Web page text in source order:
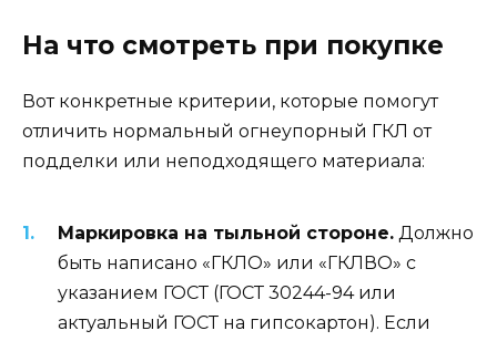
На что смотреть при покупке
Вот конкретные критерии, которые помогут
отличить нормальный огнеупорный ГКЛ от
подделки или неподходящего материала:
Маркировка на тыльной стороне. Должно
быть написано «ГКЛО» или «ГКЛВО» с
указанием ГОСТ (ГОСТ 30244-94 или
актуальный ГОСТ на гипсокартон). Если